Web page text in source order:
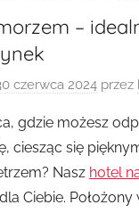
–
czerwca 2024 przez
gdzie możesz
ciesząc się
Nasz hotel
Ciebie. Położony